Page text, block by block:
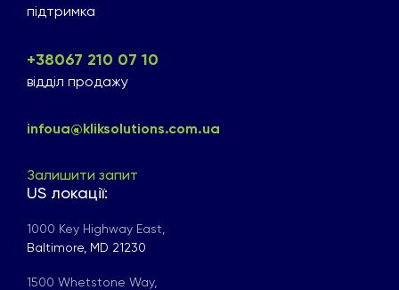
підтримка
+38067 210 07 10
відділ продажу
infoua@kliksolutions.com.ua
Залишити запит
US локації:
1000 Key Highway East,
Baltimore, MD 21230
1500 Whetstone Way,